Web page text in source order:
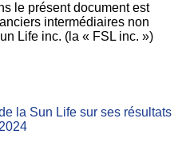
le présent document est
intermédiaires non
Life inc. (la « FSL inc. »)
la Sun Life sur ses résultats